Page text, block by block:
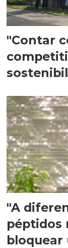
"Contar
"A
péptidos
bloquear